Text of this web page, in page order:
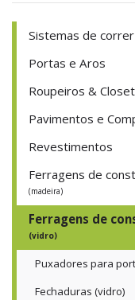
Sistemas de correr
Portas e Aros
Roupeiros &
Pavimentos e
Revestimentos
Ferragens de
(madeira)
Ferragens de
(vidro)
Puxadores para
Fechaduras (vidro)